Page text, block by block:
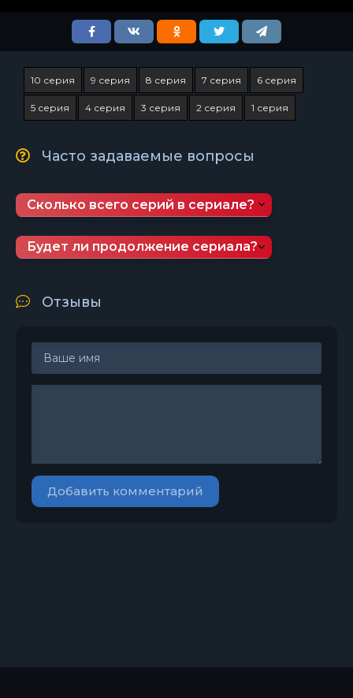
10 серия 9 серия 8 серия 7 серия 6 серия
5 серия 4 серия 3 серия 2 серия 1 серия
Часто задаваемые вопросы
Сколько всего серий в сериале?
Будет ли продолжение сериала?
Отзывы
Добавить комментарий